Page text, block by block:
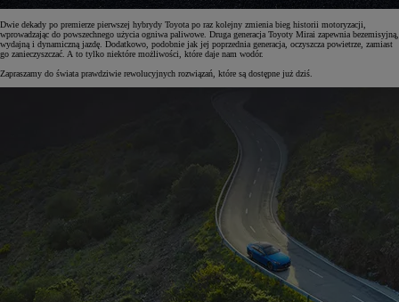
Dwie dekady po premierze pierwszej hybrydy Toyota po raz kolejny zmienia bieg historii motoryzacji,
wprowadzając do powszechnego użycia ogniwa paliwowe. Druga generacja Toyoty Mirai zapewnia bezemisyjną,
wydajną i dynamiczną jazdę. Dodatkowo, podobnie jak jej poprzednia generacja, oczyszcza powietrze, zamiast
go zanieczyszczać. A to tylko niektóre możliwości, które daje nam wodór.
Zapraszamy do świata prawdziwie rewolucyjnych rozwiązań, które są dostępne już dziś.